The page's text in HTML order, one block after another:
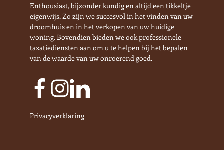
Enthousiast, bijzonder kundig en altijd een tikkeltje
eigenwijs. Zo zijn we succesvol in het vinden van uw
droomhuis en in het verkopen van uw huidige
woning. Bovendien bieden we ook professionele
taxatiediensten aan om u te helpen bij het bepalen
van de waarde van uw onroerend goed.
Privacyverklaring